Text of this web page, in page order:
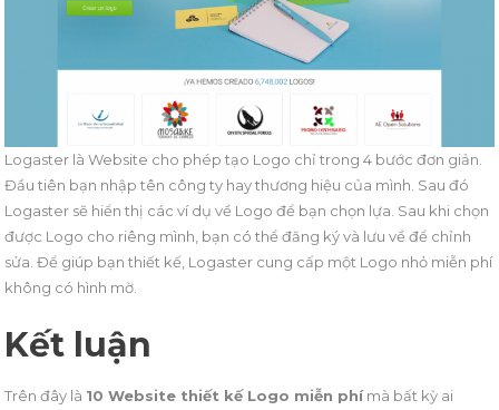
Logaster là Website cho phép tạo Logo chỉ trong 4 bước đơn giản.
Đầu tiên bạn nhập tên công ty hay thương hiệu của mình. Sau đó
Logaster sẽ hiển thị các ví dụ về Logo để bạn chọn lựa. Sau khi chọn
được Logo cho riêng mình, bạn có thể đăng ký và lưu về để chỉnh
sửa. Để giúp bạn thiết kế, Logaster cung cấp một Logo nhỏ miễn phí
không có hình mờ.
Kết luận
Trên đây là 10 Website thiết kế Logo miễn phímà bất kỳ ai